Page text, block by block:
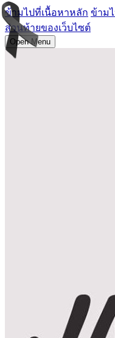
ข้ามไปที่เนื้อหาหลัก ข้าม
ส่วนท้ายของเว็บไซต์
Open Menu